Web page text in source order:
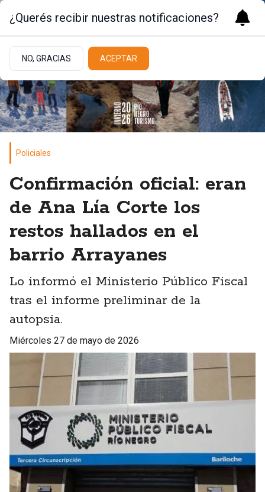
Policiales
Confirmación oficial: eran
de Ana Lía Corte los
restos hallados en el
barrio Arrayanes
Lo informó el Ministerio Público Fiscal
tras el informe preliminar de la
autopsia.
miércoles 27 de mayo de 2026
¿Querés recibir nuestras notificaciones?
NO, GRACIAS ACEPTAR